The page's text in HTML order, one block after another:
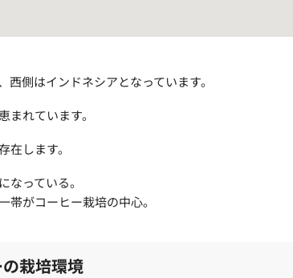
側はインドネシアとなっています。
まれています。
在します。
なっている。
帯がコーヒー栽培の中心。
栽培環境